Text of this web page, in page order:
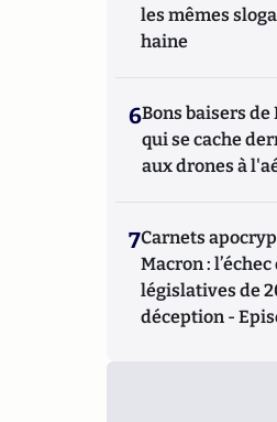
les mêmes
haine
6Bons baisers de
qui se cache
aux drones à
7Carnets
Macron :
législatives de
déception -